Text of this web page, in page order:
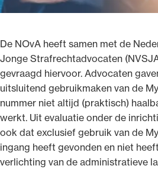
De NOvA heeft samen met de
Jonge Strafrechtadvocaten
gevraagd hiervoor. Advocaten
uitsluitend gebruikmaken van de
nummer niet altijd (praktisch)
werkt. Uit evaluatie onder de
ook dat exclusief gebruik van de
ingang heeft gevonden en niet
verlichting van de administratieve